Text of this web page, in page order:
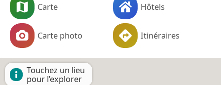
Carte Hôtels
Carte photo Itinéraires
Touchez un lieu
pour l’explorer